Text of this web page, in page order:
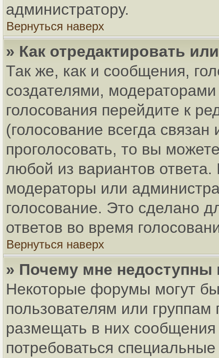
администратору.
Вернуться наверх
» Как отредактировать
Так же, как и сообщения,
создателями,
голосования перейдите к
(голосование всегда
проголосовать, то вы
любой из вариантов ответа.
модераторы или
голосование. Это сделано
ответов во время
Вернуться наверх
» Почему мне
Некоторые форумы могут
пользователям или
размещать в них
потребоваться